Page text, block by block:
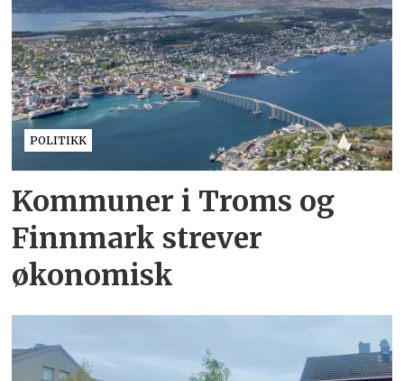
POLITIKK
Kommuner i Troms og
Finnmark strever
økonomisk